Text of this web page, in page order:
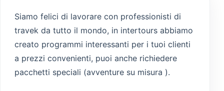
Nicaragua
Guatemala
Siamo felici di lavorare con professionisti di
travek da tutto il mondo, in intertours abbiamo
creato programmi interessanti per i tuoi clienti
a prezzi convenienti, puoi anche richiedere
pacchetti speciali (avventure su misura ).